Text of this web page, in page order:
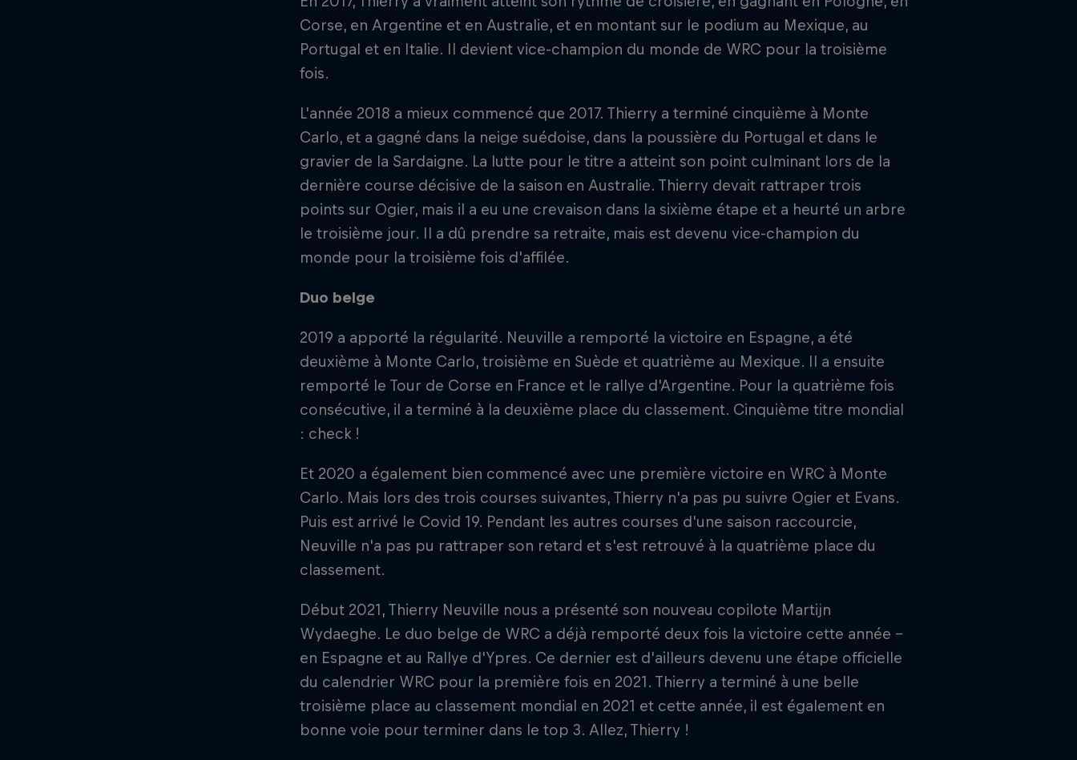
Corse, en Argentine et en Australie, et en montant sur le podium au Mexique, au
Portugal et en Italie. Il devient vice-champion du monde de WRC pour la troisième
fois.
L'année 2018 a mieux commencé que 2017. Thierry a terminé cinquième à Monte
Carlo, et a gagné dans la neige suédoise, dans la poussière du Portugal et dans le
gravier de la Sardaigne. La lutte pour le titre a atteint son point culminant lors de la
dernière course décisive de la saison en Australie. Thierry devait rattraper trois
points sur Ogier, mais il a eu une crevaison dans la sixième étape et a heurté un arbre
le troisième jour. Il a dû prendre sa retraite, mais est devenu vice-champion du
monde pour la troisième fois d'affilée.
Duo belge
2019 a apporté la régularité. Neuville a remporté la victoire en Espagne, a été
deuxième à Monte Carlo, troisième en Suède et quatrième au Mexique. Il a ensuite
remporté le Tour de Corse en France et le rallye d'Argentine. Pour la quatrième fois
consécutive, il a terminé à la deuxième place du classement. Cinquième titre mondial
: check !
Et 2020 a également bien commencé avec une première victoire en WRC à Monte
Carlo. Mais lors des trois courses suivantes, Thierry n'a pas pu suivre Ogier et Evans.
Puis est arrivé le Covid 19. Pendant les autres courses d'une saison raccourcie,
Neuville n'a pas pu rattraper son retard et s'est retrouvé à la quatrième place du
classement.
Début 2021, Thierry Neuville nous a présenté son nouveau copilote Martijn
Wydaeghe. Le duo belge de WRC a déjà remporté deux fois la victoire cette année -
en Espagne et au Rallye d'Ypres. Ce dernier est d'ailleurs devenu une étape officielle
du calendrier WRC pour la première fois en 2021. Thierry a terminé à une belle
troisième place au classement mondial en 2021 et cette année, il est également en
bonne voie pour terminer dans le top 3. Allez, Thierry !